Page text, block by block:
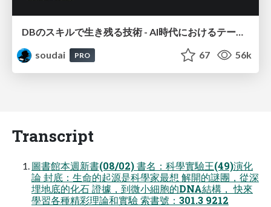
soudai
PRO 67 56k
Transcript
圖書館本週新書(08/02) 書名：科學實驗王(49)演化
論 封底：生命的起源是科學家最想 解開的謎團，從深
埋地底的化石 證據，到微小細胞的DNA結構， 快來
學習各種精彩理論和實驗 索書號：301.3 9212